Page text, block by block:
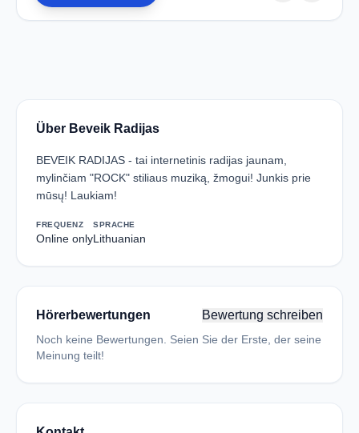
Über Beveik Radijas
BEVEIK RADIJAS - tai internetinis radijas jaunam,
mylinčiam "ROCK" stiliaus muziką, žmogui! Junkis prie
mūsų! Laukiam!
FREQUENZ
Online only
SPRACHE
Lithuanian
Hörerbewertungen Bewertung schreiben
Noch keine Bewertungen. Seien Sie der Erste, der seine
Meinung teilt!